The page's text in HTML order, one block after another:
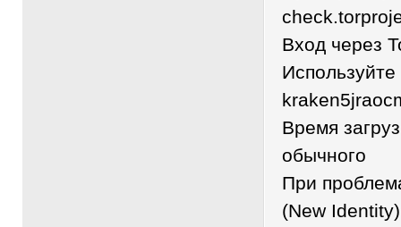
Вход через
Время
обычного
При
(New Identity)